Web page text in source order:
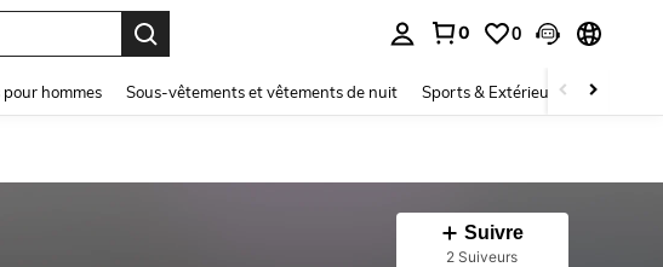
0 0
hommes Sous-vêtements et vêtements de nuit Sports & Extérieur Enfants
Suivre
2 Suiveurs